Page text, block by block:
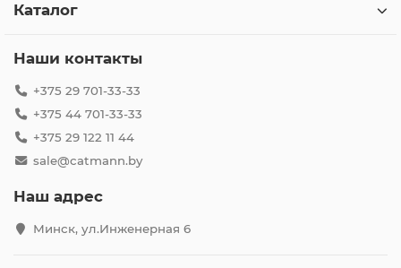
Каталог
Наши контакты
+375 29 701-33-33
+375 44 701-33-33
+375 29 122 11 44
sale@catmann.by
Наш адрес
Минск, ул.Инженерная 6